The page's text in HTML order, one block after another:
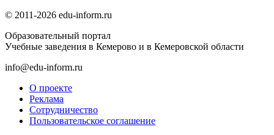
© 2011-2026 edu-inform.ru
Образовательный портал
Учебные заведения в Кемерово и в Кемеровской области
info@edu-inform.ru
О проекте
Реклама
Сотрудничество
Пользовательское соглашение